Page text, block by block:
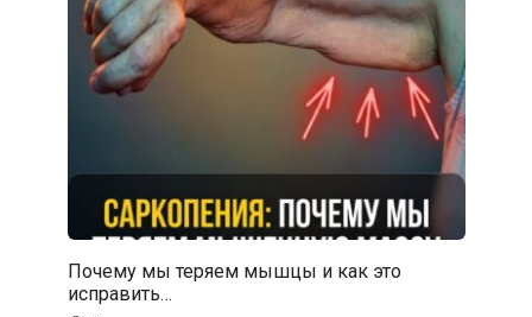
Почему мы теряем мышцы и как это
исправить…